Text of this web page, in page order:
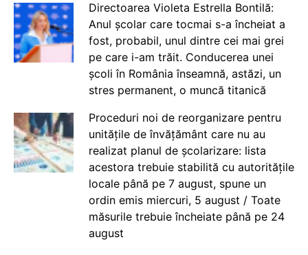
Directoarea Violeta Estrella Bontilă:
Anul școlar care tocmai s-a încheiat a
fost, probabil, unul dintre cei mai grei
pe care i-am trăit. Conducerea unei
școli în România înseamnă, astăzi, un
stres permanent, o muncă titanică
Proceduri noi de reorganizare pentru
unitățile de învățământ care nu au
realizat planul de școlarizare: lista
acestora trebuie stabilită cu autoritățile
locale până pe 7 august, spune un
ordin emis miercuri, 5 august / Toate
măsurile trebuie încheiate până pe 24
august